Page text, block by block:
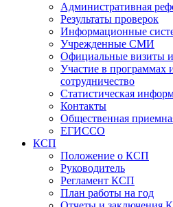
Административная
Результаты проверок
Информационные
Учрежденные СМИ
Официальные визиты и
Участие в программах
сотрудничество
Статистическая
Контакты
Общественная
ЕГИССО
КСП
Положение о КСП
Руководитель
Регламент КСП
План работы на год